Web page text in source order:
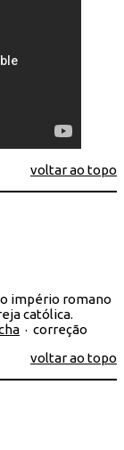
voltar ao topo
império romano
católica.
· correção
voltar ao topo